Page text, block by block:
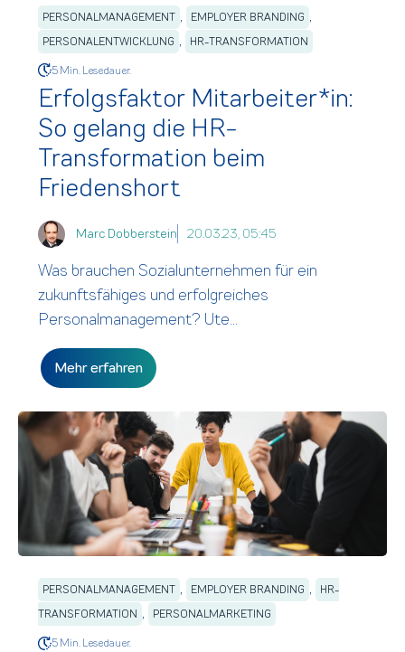
PERSONALMANAGEMENT , EMPLOYER BRANDING ,
PERSONALENTWICKLUNG , HR-TRANSFORMATION
5 Min. Lesedauer.
Erfolgsfaktor Mitarbeiter*in:
So gelang die HR-
Transformation beim
Friedenshort
Marc Dobberstein 20.03.23, 05:45
Was brauchen Sozialunternehmen für ein
zukunftsfähiges und erfolgreiches
Personalmanagement? Ute...
Mehr erfahren
PERSONALMANAGEMENT , EMPLOYER BRANDING ,
HR-
TRANSFORMATION , PERSONALMARKETING
5 Min. Lesedauer.